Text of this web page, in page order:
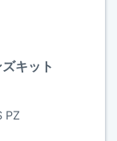
キット
PZ